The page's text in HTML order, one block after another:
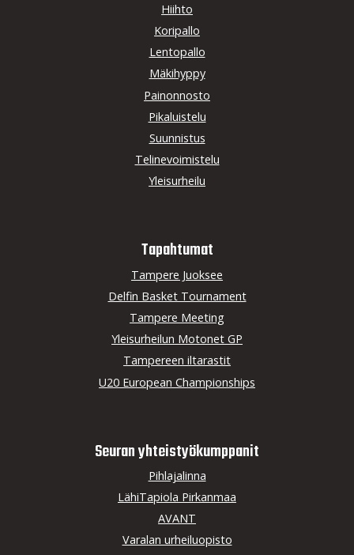
Hiihto
Koripallo
Lentopallo
Mäkihyppy
Painonnosto
Pikaluistelu
Suunnistus
Telinevoimistelu
Yleisurheilu
Tapahtumat
Tampere Juoksee
Delfin Basket Tournament
Tampere Meeting
Yleisurheilun Motonet GP
Tampereen iltarastit
U20 European Championships
Seuran yhteistyö­kumppanit
Pihlajalinna
LähiTapiola Pirkanmaa
AVANT
Varalan urheiluopisto